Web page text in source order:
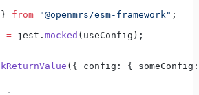
} from "@openmrs/esm-framework" ;
= jest. mocked (useConfig);
({ config: {